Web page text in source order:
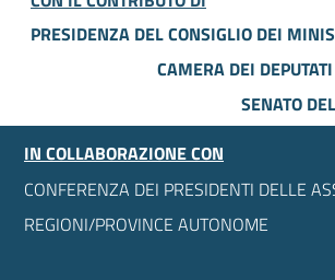
PRESIDENZA DEL CONSIGLIO DEI
CAMERA DEI DEPUTATI
SENATO
IN COLLABORAZIONE CON
CONFERENZA DEI PRESIDENTI DELLE
REGIONI/PROVINCE AUTONOME